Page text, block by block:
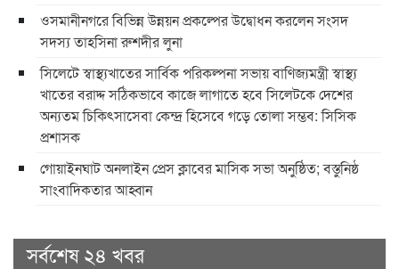
ওসমানীনগরে বিভিন্ন উন্নয়ন প্রকল্পের উদ্বোধন করলেন সংসদ
সদস্য তাহসিনা রুশদীর লুনা
সিলেটে স্বাস্থ্যখাতের সার্বিক পরিকল্পনা সভায় বাণিজ্যমন্ত্রী স্বাস্থ্য
খাতের বরাদ্দ সঠিকভাবে কাজে লাগাতে হবে সিলেটকে দেশের
অন্যতম চিকিৎসাসেবা কেন্দ্র হিসেবে গড়ে তোলা সম্ভব: সিসিক
প্রশাসক
​গোয়াইনঘাট অনলাইন প্রেস ক্লাবের মাসিক সভা অনুষ্ঠিত; বস্তুনিষ্ঠ
সাংবাদিকতার আহ্বান
সর্বশেষ ২৪ খবর